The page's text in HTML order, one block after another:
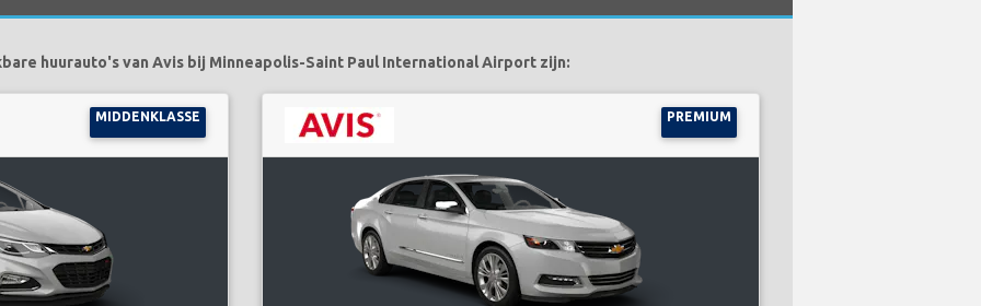
huurauto's van Avis bij Minneapolis-Saint Paul International Airport zijn:
MIDDENKLASSE PREMIUM